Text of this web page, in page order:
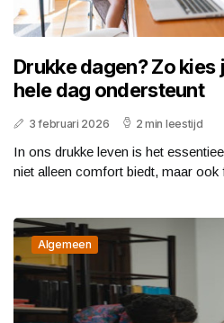
Drukke dagen? Zo
hele dag ondersteunt
3 februari 2026 2 min leestijd
In ons drukke leven is het
niet alleen comfort biedt, maar ook
Algemeen